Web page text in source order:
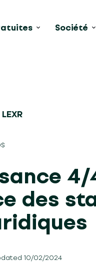
Société
4/
des
10/02/2024